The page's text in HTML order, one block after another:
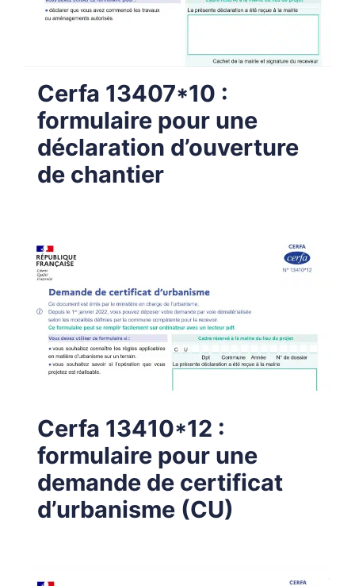
Cerfa 13407*10 :
formulaire pour une
déclaration d’ouverture
de chantier
Cerfa 13410*12 :
formulaire pour une
demande de certificat
d’urbanisme (CU)